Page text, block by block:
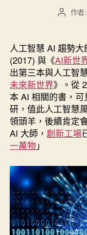
文
者
作者:
人工智慧 AI 趨勢
(2017) 與《AI新世
出第三本與人工智
未來新世界》。從
本 AI 相關的書，
研，值此人工智慧
領頭羊，後續肯定
AI 大師， 創新工場
一萬物 」